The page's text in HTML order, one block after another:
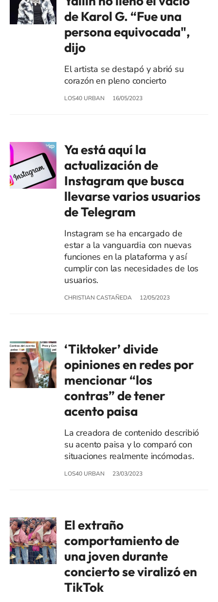
de Karol G. “Fue una
persona equivocada",
dijo
El artista se destapó y abrió su
corazón en pleno concierto
LOS40 URBAN 16/05/2023
Ya está aquí la
actualización de
Instagram que busca
llevarse varios usuarios
de Telegram
Instagram se ha encargado de
estar a la vanguardia con nuevas
funciones en la plataforma y así
cumplir con las necesidades de los
usuarios.
CHRISTIAN CASTAÑEDA 12/05/2023
‘Tiktoker’ divide
opiniones en redes por
mencionar “los
contras” de tener
acento paisa
La creadora de contenido describió
su acento paisa y lo comparó con
situaciones realmente incómodas.
LOS40 URBAN 23/03/2023
El extraño
comportamiento de
una joven durante
concierto se viralizó en
TikTok